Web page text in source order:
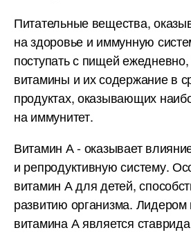
Питательные вещества,
на здоровье и иммунную
поступать с пищей
витамины и их содержание в
продуктах, оказывающих
на иммунитет.
Витамин А - оказывает
и репродуктивную систему.
витамин А для детей,
развитию организма.
витамина А является